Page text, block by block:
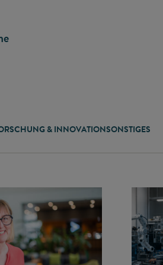
& INNOVATIONSONSTIGES